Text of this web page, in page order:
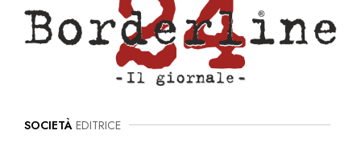
SOCIETÀ EDITRICE